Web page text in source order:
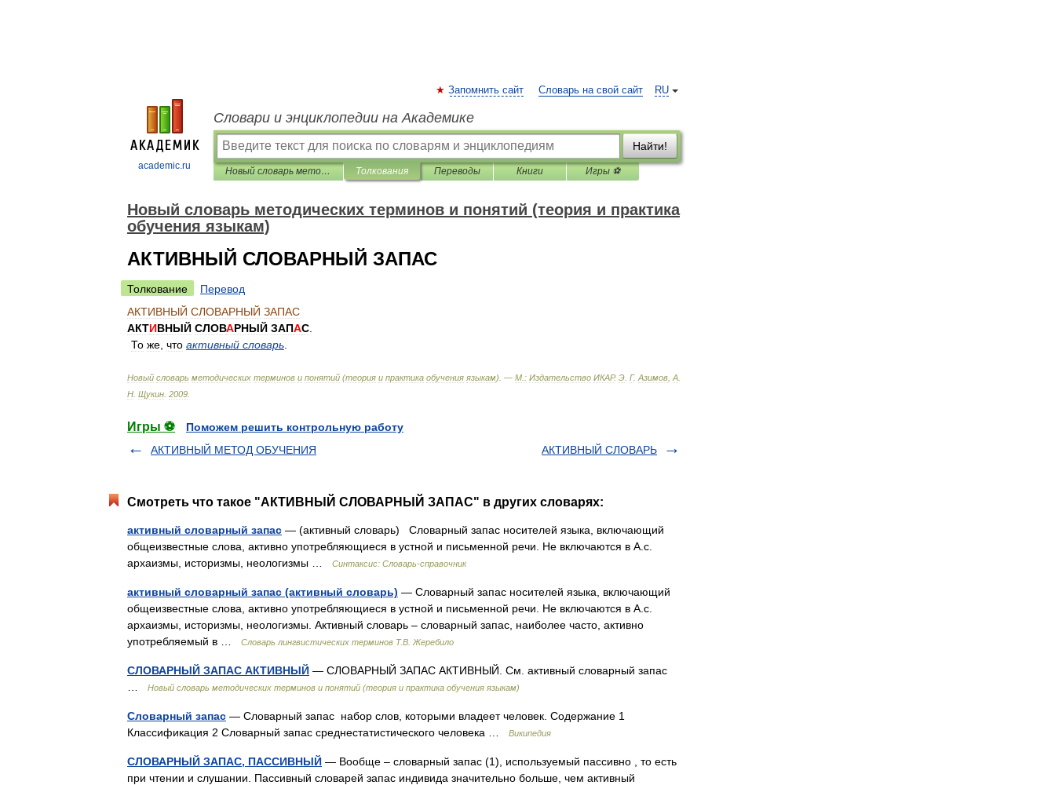
academic.ru
RU
Запомнить сайт Словарь на свой сайт
Словари и энциклопедии на Академике
Найти!
Новый словарь методических терминов и понятий (теория и практика обучения языкам) Толкования Переводы Книги Игры ⚽
Новый словарь методических терминов и понятий (теория и практика
обучения языкам)
АКТИВНЫЙ СЛОВАРНЫЙ ЗАПАС
Толкование
Перевод
АКТИВНЫЙ СЛОВАРНЫЙ ЗАПАС
АКТИВНЫЙ СЛОВАРНЫЙ ЗАПАС
То же что активный словарь
Новый словарь методических терминов и понятий (теория и практика обучения языкам). — М : Издательство ИКАР. Э Г. Азимов А
Н Щукин 2009
Игры ⚽
Поможем решить контрольную работу
АКТИВНЫЙ МЕТОД ОБУЧЕНИЯ
АКТИВНЫЙ СЛОВАРЬ
Смотреть что такое "АКТИВНЫЙ СЛОВАРНЫЙ ЗАПАС" в других словарях:
активный словарный запас — (активный словарь) Словарный запас носителей языка, включающий
общеизвестные слова, активно употребляющиеся в устной и письменной речи. Не включаются в А.с.
архаизмы, историзмы, неологизмы …
Синтаксис: Словарь-справочник
активный словарный запас (активный словарь) — Словарный запас носителей языка, включающий
общеизвестные слова, активно употребляющиеся в устной и письменной речи. Не включаются в А.с.
архаизмы, историзмы, неологизмы. Активный словарь – словарный запас, наиболее часто, активно
употребляемый в …
Словарь лингвистических терминов Т.В. Жеребило
СЛОВАРНЫЙ ЗАПАС АКТИВНЫЙ — СЛОВАРНЫЙ ЗАПАС АКТИВНЫЙ. См. активный словарный запас
Новый словарь методических терминов и понятий (теория и практика обучения языкам)
Словарный запас — Словарный запас набор слов, которыми владеет человек. Содержание 1
Классификация 2 Словарный запас среднестатистического человека …
Википедия
СЛОВАРНЫЙ ЗАПАС, ПАССИВНЫЙ — Вообще – словарный запас (1), используемый пассивно , то есть
при чтении и слушании. Пассивный словарей запас индивида значительно больше, чем активный